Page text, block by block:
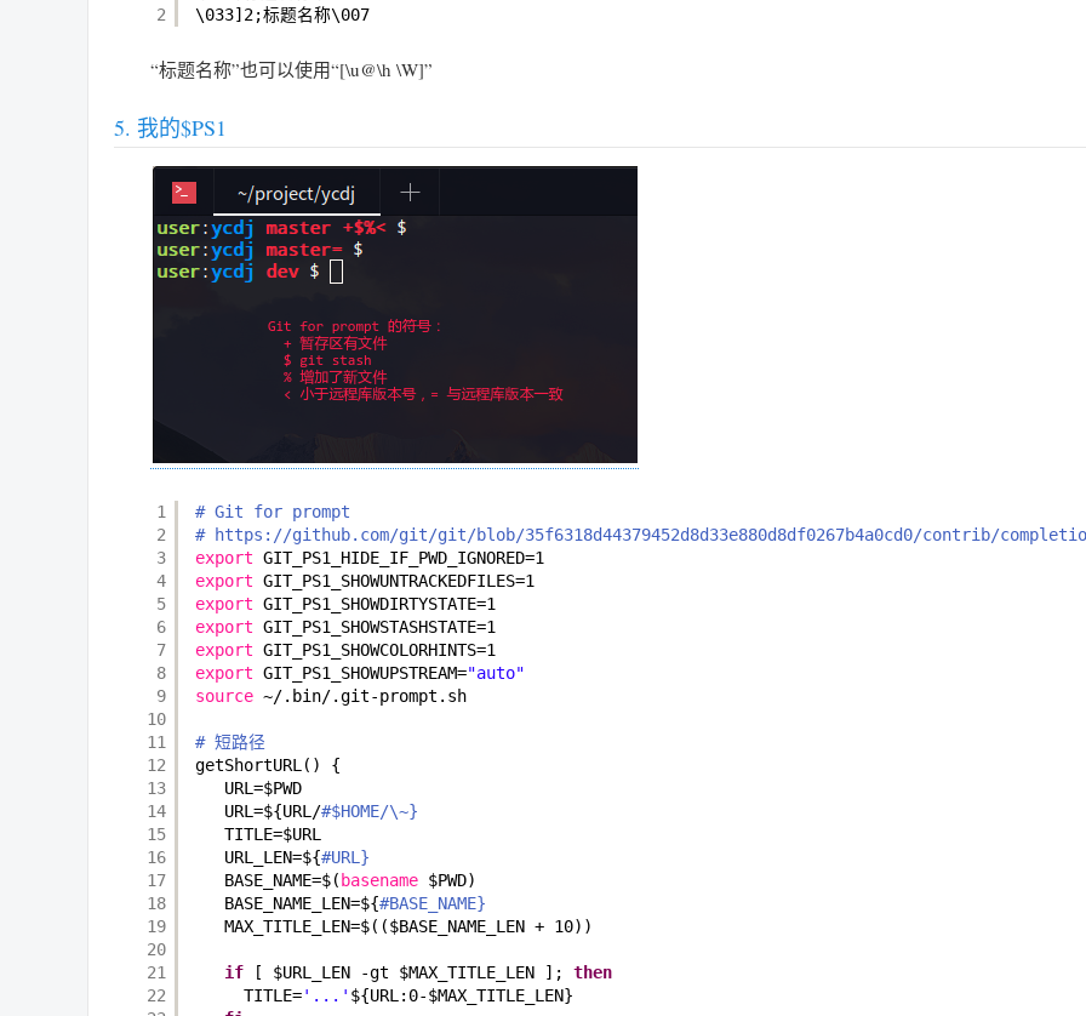
2
\033]2;标题名称\007
“标题名称”也可以使用“[\u@\h \W]”
我的$PS1
1
2
3
4
5
6
7
8
9
10
11
12
13
14
15
16
17
18
19
20
21
22
# Git for prompt
# https://github.com/git/git/blob/35f6318d44379452d8d33e880d8df0267b4a0cd0/contrib/
export GIT_PS1_HIDE_IF_PWD_IGNORED=1
export GIT_PS1_SHOWUNTRACKEDFILES=1
export GIT_PS1_SHOWDIRTYSTATE=1
export GIT_PS1_SHOWSTASHSTATE=1
export GIT_PS1_SHOWCOLORHINTS=1
export GIT_PS1_SHOWUPSTREAM="auto"
source ~/.bin/.git-prompt.sh
# 短路径
getShortURL() {
URL=$PWD
URL=${URL/#$HOME/\~}
TITLE=$URL
URL_LEN=${#URL}
BASE_NAME=$( basename $PWD)
BASE_NAME_LEN=${#BASE_NAME}
MAX_TITLE_LEN=$(($BASE_NAME_LEN + 10))
if [ $URL_LEN -gt $MAX_TITLE_LEN ]; then
TITLE='...' ${URL:0-$MAX_TITLE_LEN}